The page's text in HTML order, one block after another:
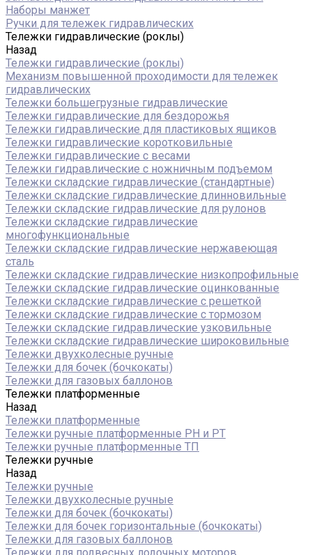
Наборы манжет
Ручки для тележек гидравлических
Тележки гидравлические (роклы)
Назад
Тележки гидравлические (роклы)
Механизм повышенной проходимости для тележек
гидравлических
Тележки большегрузные гидравлические
Тележки гидравлические для бездорожья
Тележки гидравлические для пластиковых ящиков
Тележки гидравлические коротковильные
Тележки гидравлические с весами
Тележки гидравлические с ножничным подъемом
Тележки складские гидравлические (стандартные)
Тележки складские гидравлические длинновильные
Тележки складские гидравлические для рулонов
Тележки складские гидравлические
многофункциональные
Тележки складские гидравлические нержавеющая
сталь
Тележки складские гидравлические низкопрофильные
Тележки складские гидравлические оцинкованные
Тележки складские гидравлические с решеткой
Тележки складские гидравлические с тормозом
Тележки складские гидравлические узковильные
Тележки складские гидравлические широковильные
Тележки двухколесные ручные
Тележки для бочек (бочкокаты)
Тележки для газовых баллонов
Тележки платформенные
Назад
Тележки платформенные
Тележки ручные платформенные PH и PT
Тележки ручные платформенные ТП
Тележки ручные
Назад
Тележки ручные
Тележки двухколесные ручные
Тележки для бочек (бочкокаты)
Тележки для бочек горизонтальные (бочкокаты)
Тележки для газовых баллонов